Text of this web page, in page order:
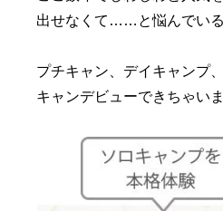
出せなくて……と悩んでいる
プチキャン、デイキャンプ
キャンデビューできちゃいま